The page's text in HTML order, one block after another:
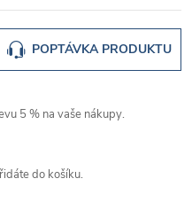
POPTÁVKA PRODUKTU
5 % na vaše nákupy.
do košíku.